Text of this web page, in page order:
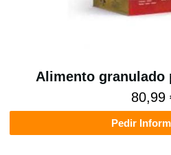
Alimento granulado
80,99
Pedir